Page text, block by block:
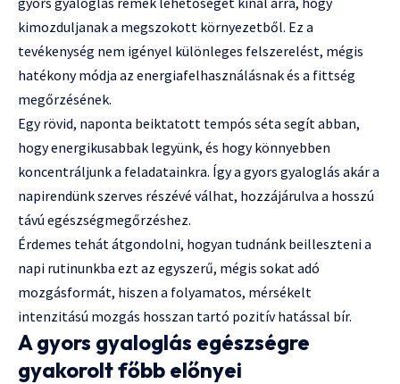
kimozduljanak a megszokott környezetből. Ez a
tevékenység nem igényel különleges felszerelést, mégis
hatékony módja az energiafelhasználásnak és a fittség
megőrzésének.
Egy rövid, naponta beiktatott tempós séta segít abban,
hogy energikusabbak legyünk, és hogy könnyebben
koncentráljunk a feladatainkra. Így a gyors gyaloglás akár a
napirendünk szerves részévé válhat, hozzájárulva a hosszú
távú egészségmegőrzéshez.
Érdemes tehát átgondolni, hogyan tudnánk beilleszteni a
napi rutinunkba ezt az egyszerű, mégis sokat adó
mozgásformát, hiszen a folyamatos, mérsékelt
intenzitású mozgás hosszan tartó pozitív hatással bír.
A gyors gyaloglás egészségre
gyakorolt főbb előnyei